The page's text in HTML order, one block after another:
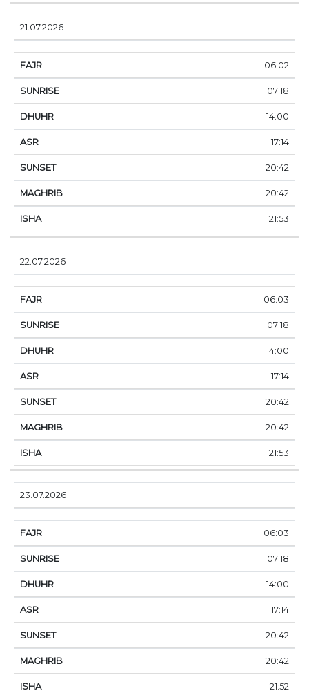
21.07.2026
06:02
07:18
14:00
17:14
20:42
20:42
21:53
22.07.2026
06:03
07:18
14:00
17:14
20:42
20:42
21:53
23.07.2026
06:03
07:18
14:00
17:14
20:42
20:42
21:52